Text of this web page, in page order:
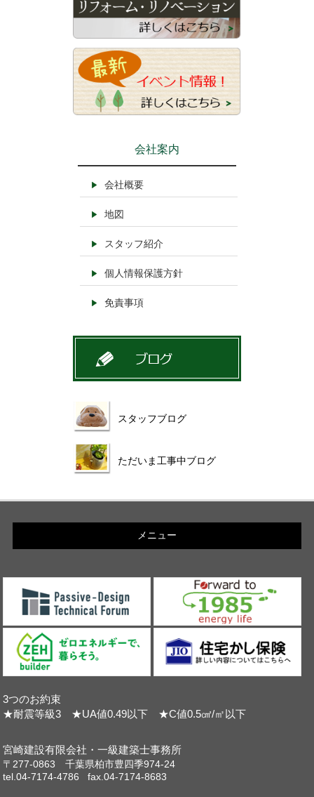
会社案内
会社概要
地図
スタッフ紹介
個人情報保護方針
免責事項
スタッフブログ
ただいま工事中ブログ
メニュー
3つのお約束
★耐震等級3 ★UA値0.49以下 ★C値0.5㎠/㎡以下
宮崎建設有限会社・一級建築士事務所
〒277-0863 千葉県柏市豊四季974-24
tel.04-7174-4786 fax.04-7174-8683